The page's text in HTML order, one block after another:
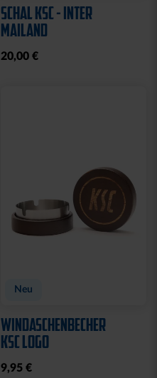
SCHAL KSC - INTER
MAILAND
20,00 €
Neu
WINDASCHENBECHER
KSC LOGO
9,95 €